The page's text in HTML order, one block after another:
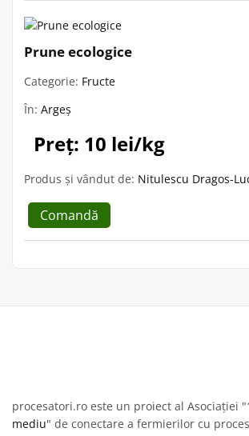
Prune ecologice
Categorie: Fructe
În: Argeș
Preț: 10 lei/kg
Produs și vândut de: Nitulescu Dragos-
Comandă
procesatori.ro este un proiect al Asociației "
mediu" de conectare a fermierilor cu